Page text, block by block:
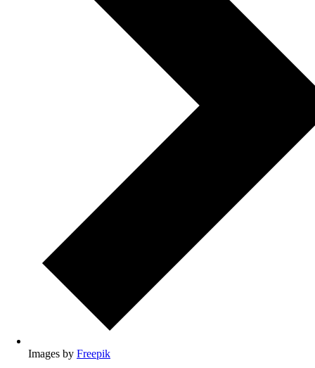
Images by Freepik